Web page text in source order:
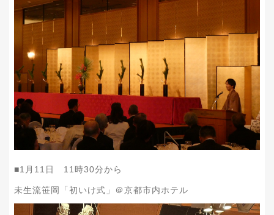
■1月11日 11時30分から
未生流笹岡「初いけ式」＠京都市内ホテル